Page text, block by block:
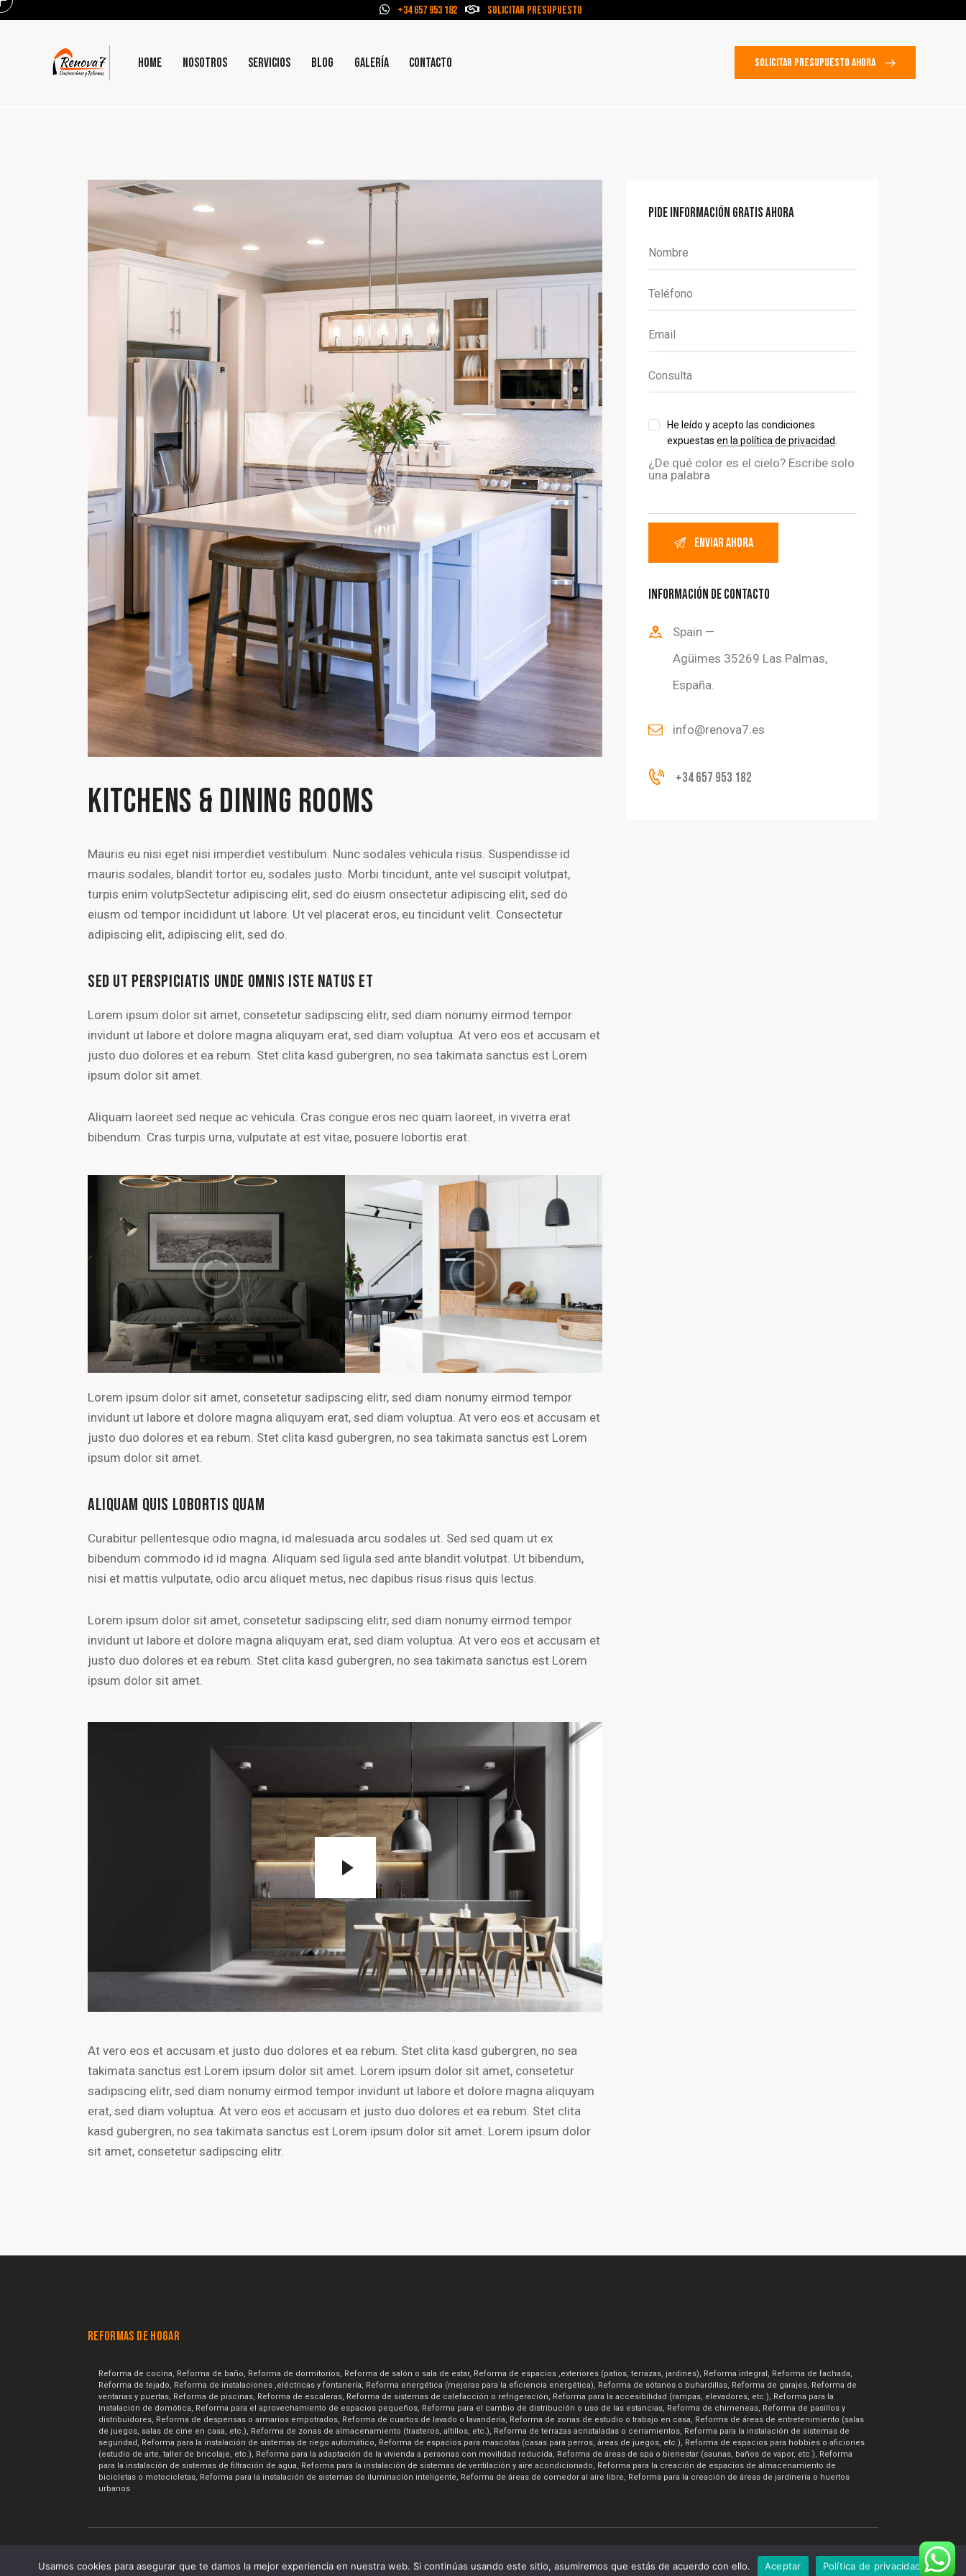
+34 657 953 182 Solicitar Presupuesto
HOME NOSOTROS SERVICIOS BLOG GALERÍA CONTACTO SOLICITAR PRESUPUESTO AHORA
KITCHENS & DINING ROOMS
Mauris eu nisi eget nisi imperdiet vestibulum. Nunc sodales vehicula risus. Suspendisse id
mauris sodales, blandit tortor eu, sodales justo. Morbi tincidunt, ante vel suscipit volutpat,
turpis enim volutpSectetur adipiscing elit, sed do eiusm onsectetur adipiscing elit, sed do
eiusm od tempor incididunt ut labore. Ut vel placerat eros, eu tincidunt velit. Consectetur
adipiscing elit, adipiscing elit, sed do.
SED UT PERSPICIATIS UNDE OMNIS ISTE NATUS ET
Lorem ipsum dolor sit amet, consetetur sadipscing elitr, sed diam nonumy eirmod tempor
invidunt ut labore et dolore magna aliquyam erat, sed diam voluptua. At vero eos et accusam et
justo duo dolores et ea rebum. Stet clita kasd gubergren, no sea takimata sanctus est Lorem
ipsum dolor sit amet.
Aliquam laoreet sed neque ac vehicula. Cras congue eros nec quam laoreet, in viverra erat
bibendum. Cras turpis urna, vulputate at est vitae, posuere lobortis erat.
Lorem ipsum dolor sit amet, consetetur sadipscing elitr, sed diam nonumy eirmod tempor
invidunt ut labore et dolore magna aliquyam erat, sed diam voluptua. At vero eos et accusam et
justo duo dolores et ea rebum. Stet clita kasd gubergren, no sea takimata sanctus est Lorem
ipsum dolor sit amet.
ALIQUAM QUIS LOBORTIS QUAM
Curabitur pellentesque odio magna, id malesuada arcu sodales ut. Sed sed quam ut ex
bibendum commodo id id magna. Aliquam sed ligula sed ante blandit volutpat. Ut bibendum,
nisi et mattis vulputate, odio arcu aliquet metus, nec dapibus risus risus quis lectus.
Lorem ipsum dolor sit amet, consetetur sadipscing elitr, sed diam nonumy eirmod tempor
invidunt ut labore et dolore magna aliquyam erat, sed diam voluptua. At vero eos et accusam et
justo duo dolores et ea rebum. Stet clita kasd gubergren, no sea takimata sanctus est Lorem
ipsum dolor sit amet.
At vero eos et accusam et justo duo dolores et ea rebum. Stet clita kasd gubergren, no sea
takimata sanctus est Lorem ipsum dolor sit amet. Lorem ipsum dolor sit amet, consetetur
sadipscing elitr, sed diam nonumy eirmod tempor invidunt ut labore et dolore magna aliquyam
erat, sed diam voluptua. At vero eos et accusam et justo duo dolores et ea rebum. Stet clita
kasd gubergren, no sea takimata sanctus est Lorem ipsum dolor sit amet. Lorem ipsum dolor
sit amet, consetetur sadipscing elitr.
PIDE INFORMACIÓN GRATIS AHORA
He leído y acepto las condiciones
expuestas en la política de privacidad
¿De qué color es el cielo? Escribe solo
una palabra
INFORMACIÓN DE CONTACTO
Spain —
Agüimes 35269 Las Palmas,
España.
info@renova7.es
+34 657 953 182
REFORMAS DE HOGAR
Reforma de cocina, Reforma de baño, Reforma de dormitorios, Reforma de salón o sala de estar, Reforma de espacios ,exteriores (patios, terrazas, jardines), Reforma integral, Reforma de fachada,
Reforma de tejado, Reforma de instalaciones ,eléctricas y fontanería, Reforma energética (mejoras para la eficiencia energética), Reforma de sótanos o buhardillas, Reforma de garajes, Reforma de
ventanas y puertas, Reforma de piscinas, Reforma de escaleras, Reforma de sistemas de calefacción o refrigeración, Reforma para la accesibilidad (rampas, elevadores, etc.), Reforma para la
instalación de domótica, Reforma para el aprovechamiento de espacios pequeños, Reforma para el cambio de distribución o uso de las estancias, Reforma de chimeneas, Reforma de pasillos y
distribuidores, Reforma de despensas o armarios empotrados, Reforma de cuartos de lavado o lavandería, Reforma de zonas de estudio o trabajo en casa, Reforma de áreas de entretenimiento (salas
de juegos, salas de cine en casa, etc.), Reforma de zonas de almacenamiento (trasteros, altillos, etc.), Reforma de terrazas acristaladas o cerramientos, Reforma para la instalación de sistemas de
seguridad, Reforma para la instalación de sistemas de riego automático, Reforma de espacios para mascotas (casas para perros, áreas de juegos, etc.), Reforma de espacios para hobbies o aficiones
(estudio de arte, taller de bricolaje, etc.), Reforma para la adaptación de la vivienda a personas con movilidad reducida, Reforma de áreas de spa o bienestar (saunas, baños de vapor, etc.), Reforma
para la instalación de sistemas de filtración de agua, Reforma para la instalación de sistemas de ventilación y aire acondicionado, Reforma para la creación de espacios de almacenamiento de
bicicletas o motocicletas, Reforma para la instalación de sistemas de iluminación inteligente, Reforma de áreas de comedor al aire libre, Reforma para la creación de áreas de jardinería o huertos
urbanos
Usamos cookies para asegurar que te damos la mejor experiencia en nuestra web. Si continúas usando este sitio, asumiremos que estás de acuerdo con ello. Aceptar Política de privacidad